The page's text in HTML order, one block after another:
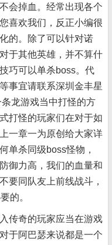
会掉血。经常出现各个
喜欢我们，反正小编很
的。除了可以针对诺
于其他英雄，并不算什
巧可以单杀boss。代
事宜请联系深圳金丰星
龙游戏当中打怪的方
打怪的玩家们在对于如
一章一为原创给大家详
单杀同级boss怪物，
御力高，我们的血量和
要同队友上前线战斗，
的。
奇的玩家应当在游戏
于阿巴瑟来说都是一个